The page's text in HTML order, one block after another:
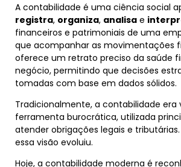
A contabilidade é uma ciência social
registra, organiza, analisa e
financeiros e patrimoniais de uma
que acompanhar as movimentações
oferece um retrato preciso da saúde
negócio, permitindo que decisões
tomadas com base em dados sólidos.
Tradicionalmente, a contabilidade
ferramenta burocrática, utilizada
atender obrigações legais e
essa visão evoluiu.
Hoje, a contabilidade moderna é